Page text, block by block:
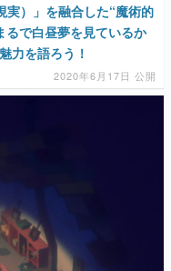
実）」を融合した“魔術的
で白昼夢を見ているか
力を語ろう！
2020年6月17日 公開